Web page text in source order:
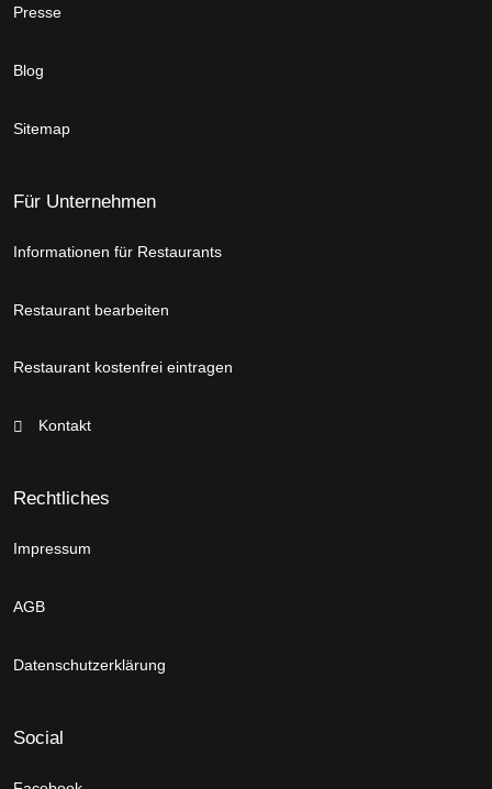
Presse
Blog
Sitemap
Für Unternehmen
Informationen für Restaurants
Restaurant bearbeiten
Restaurant kostenfrei eintragen
Kontakt
Rechtliches
Impressum
AGB
Datenschutzerklärung
Social